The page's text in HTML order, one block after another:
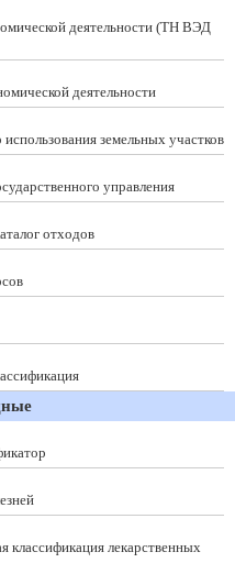
деятельности (ТН ВЭД
деятельности
земельных участков
управления
отходов
классификация лекарственных